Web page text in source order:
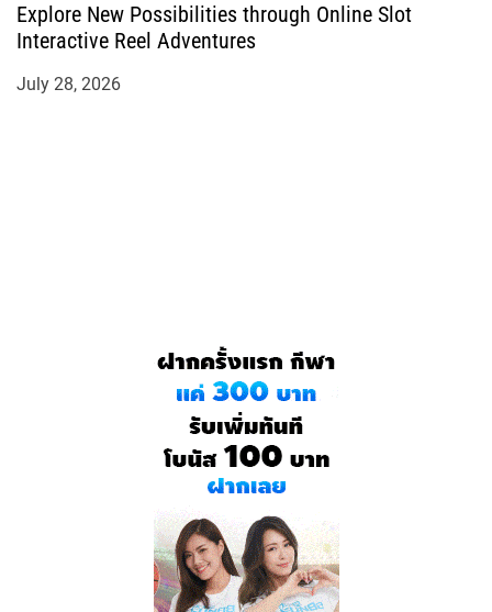
Explore New Possibilities through Online Slot
Interactive Reel Adventures
July 28, 2026